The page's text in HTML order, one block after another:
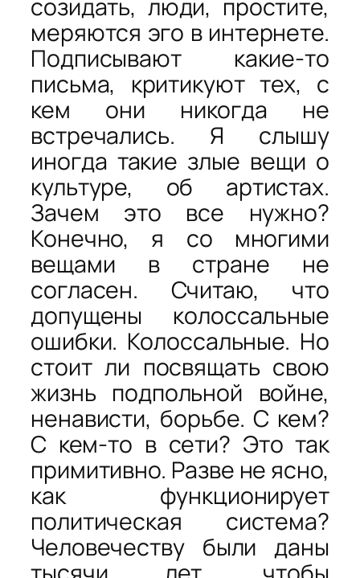
созидать, люди, простите,
меряются эго в интернете.
Подписывают какие-то
письма, критикуют тех, с
кем они никогда не
встречались. Я слышу
иногда такие злые вещи о
культуре, об артистах.
Зачем это все нужно?
Конечно, я со многими
вещами в стране не
согласен. Считаю, что
допущены колоссальные
ошибки. Колоссальные. Но
стоит ли посвящать свою
жизнь подпольной войне,
ненависти, борьбе. С кем?
С кем-то в сети? Это так
примитивно. Разве не ясно,
как функционирует
политическая система?
Человечеству были даны